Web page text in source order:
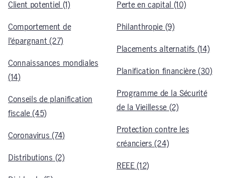
Client potentiel (1)
Comportement de
l’épargnant (27)
Connaissances mondiales
(14)
Conseils de planification
fiscale (45)
Coronavirus (74)
Distributions (2)
Perte en capital (10)
Philanthropie (9)
Placements alternatifs (14)
Planification financière (30)
Programme de la Sécurité
de la Vieillesse (2)
Protection contre les
créanciers (24)
REEE (12)